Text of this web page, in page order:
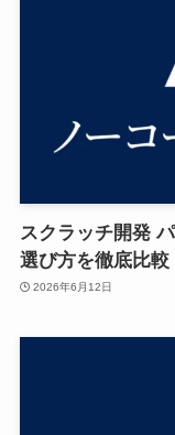
スクラッチ開発
選び方を徹底比較
2026年6月12日